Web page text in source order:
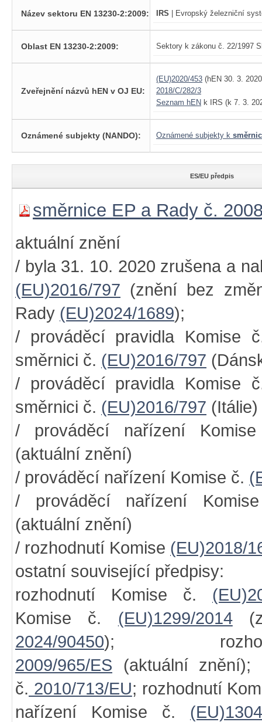
Název sektoru EN 13230-2:2009: IRS | Evropský železniční
Oblast EN 13230-2:2009: Sektory k zákonu č. 22/1997
Zveřejnění názvů hEN v OJ EU:
(EU)2020/453 (hEN 30. 3.
2018/C/282/3
Seznam hEN k IRS (k 7. 3.
Oznámené subjekty (NANDO): Oznámené subjekty k
ES/EU předpis
směrnice EP a Rady č.
aktuální znění
/ byla 31. 10. 2020 zrušena a
(EU)2016/797 (znění bez
Rady (EU)2024/1689);
/ prováděcí pravidla Komise
směrnici č. (EU)2016/797
/ prováděcí pravidla Komise
směrnici č. (EU)2016/797 (Itálie)
/ prováděcí nařízení
(aktuální znění)
/ prováděcí nařízení Komise č.
/ prováděcí nařízení
(aktuální znění)
/ rozhodnutí Komise (EU)2018/
ostatní související předpisy:
rozhodnutí Komise č.
Komise č. (EU)1299/2014
2024/90450);
2009/965/ES (aktuální znění);
č. 2010/713/EU; rozhodnutí
nařízení Komise č.